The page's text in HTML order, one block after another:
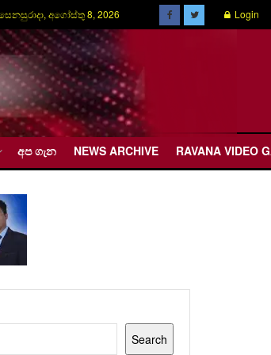
අගෝස්තු 8, 2026 Login
අප ගැන NEWS ARCHIVE RAVANA VIDEO
Search